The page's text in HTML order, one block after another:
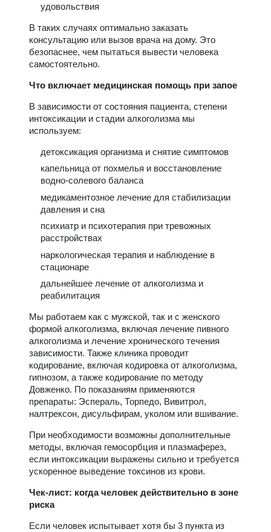
удовольствия
В таких случаях оптимально заказать
консультацию или вызов врача на дому. Это
безопаснее, чем пытаться вывести человека
самостоятельно.
Что включает медицинская помощь при запое
В зависимости от состояния пациента, степени
интоксикации и стадии алкоголизма мы
используем:
детоксикация организма и снятие симптомов
капельница от похмелья и восстановление
водно-солевого баланса
медикаментозное лечение для стабилизации
давления и сна
психиатр и психотерапия при тревожных
расстройствах
наркологическая терапия и наблюдение в
стационаре
дальнейшее лечение от алкоголизма и
реабилитация
Мы работаем как с мужской, так и с женского
формой алкоголизма, включая лечение пивного
алкоголизма и лечение хронического течения
зависимости. Также клиника проводит
кодирование, включая кодировка от алкоголизма,
гипнозом, а также кодирование по методу
Довженко. По показаниям применяются
препараты: Эспераль, Торпедо, Вивитрол,
налтрексон, дисульфирам, уколом или вшивание.
При необходимости возможны дополнительные
методы, включая гемосорбция и плазмаферез,
если интоксикации выражены сильно и требуется
ускоренное выведение токсинов из крови.
Чек-лист: когда человек действительно в зоне
риска
Если человек испытывает хотя бы 3 пункта из